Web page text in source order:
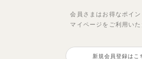
会員さまはお得なポイ
マイページを ご利用いた
新規会員登録はこ